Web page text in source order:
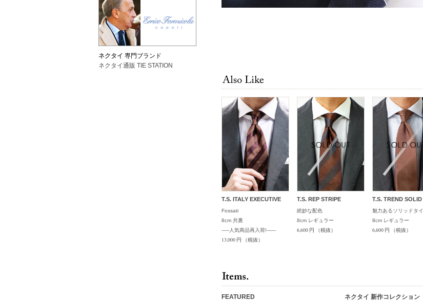
ネクタイ 専門ブランド
ネクタイ通販 TIE STATION
T.S. ITALY EXECUTIVE
Fossati
8cm 共裏
-----人気商品再入荷!------
13,000 円 （税抜）
T.S. REP STRIPE
絶妙な配色
8cm レギュラー
6,600 円 （税抜）
T.S. TREND SOLID
魅力あるソリッドタイ
8cm レギュラー
6,600 円 （税抜）
FEATURED ネクタイ 新作コレクション